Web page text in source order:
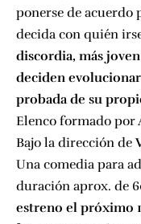
ponerse de acuerdo
decida con quién
discordia, más
deciden
probada de su
Elenco formado por
Bajo la dirección de
Una comedia para
duración aprox. de
estreno el próximo